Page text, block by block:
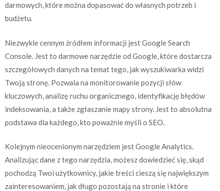
darmowych, które można dopasować do własnych potrzeb i
budżetu.
Niezwykle cennym źródłem informacji jest Google Search
Console. Jest to darmowe narzędzie od Google, które dostarcza
szczegółowych danych na temat tego, jak wyszukiwarka widzi
Twoją stronę. Pozwala na monitorowanie pozycji słów
kluczowych, analizę ruchu organicznego, identyfikację błędów
indeksowania, a także zgłaszanie mapy strony. Jest to absolutna
podstawa dla każdego, kto poważnie myśli o SEO.
Kolejnym nieocenionym narzędziem jest Google Analytics.
Analizując dane z tego narzędzia, możesz dowiedzieć się, skąd
pochodzą Twoi użytkownicy, jakie treści cieszą się największym
zainteresowaniem, jak długo pozostają na stronie i które